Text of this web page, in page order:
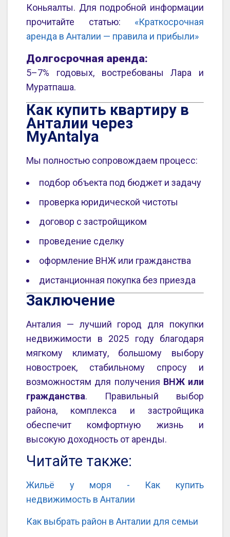
Коньяалты. Для подробной информации
прочитайте статью: «Краткосрочная
аренда в Анталии — правила и прибыли»
Долгосрочная аренда:
5–7% годовых, востребованы Лара и
Муратпаша.
Как купить квартиру в
Анталии через
MyAntalya
Мы полностью сопровождаем процесс:
подбор объекта под бюджет и задачу
проверка юридической чистоты
договор с застройщиком
проведение сделку
оформление ВНЖ или гражданства
дистанционная покупка без приезда
Заключение
Анталия — лучший город для покупки
недвижимости в 2025 году благодаря
мягкому климату, большому выбору
новостроек, стабильному спросу и
возможностям для получения ВНЖ или
гражданства. Правильный выбор
района, комплекса и застройщика
обеспечит комфортную жизнь и
высокую доходность от аренды.
Читайте также:
Жильё у моря - Как купить
недвижимость в Анталии
Как выбрать район в Анталии для семьи